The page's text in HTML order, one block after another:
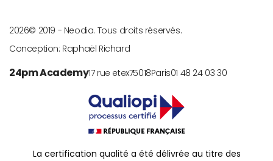
© 2019 -
2026
Neodia. Tous droits réservés.
Conception: Raphaël Richard
24pm Academy17 rue etex75018Paris01 48 24 03 30
La certification qualité a été délivrée au titre des